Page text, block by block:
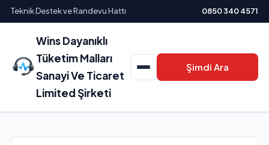
Teknik Destek ve Randevu Hattı 0850 340 4571
Wins Dayanıklı
Tüketim Malları
Sanayi Ve Ticaret
Limited Şirketi
Şimdi Ara